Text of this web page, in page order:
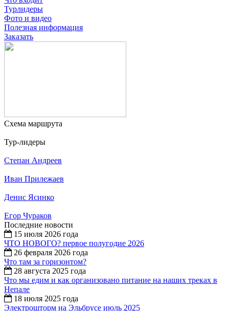
Турлидеры
Фото и видео
Полезная информация
Заказать
Схема маршрута
Тур-лидеры
Степан Андреев
Иван Прилежаев
Денис Ясинко
Егор Чураков
Последние новости
15 июля 2026 года
ЧТО НОВОГО? первое полугодие 2026
26 февраля 2026 года
Что там за горизонтом?
28 августа 2025 года
Что мы едим и как организовано питание на наших треках в
Непале
18 июля 2025 года
Электрошторм на Эльбрусе июль 2025